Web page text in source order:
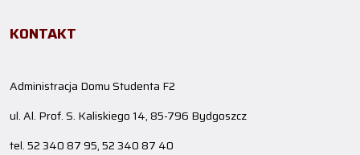
KONTAKT
Administracja Domu Studenta F2
ul. Al. Prof. S. Kaliskiego 14, 85-796 Bydgoszcz
tel. 52 340 87 95, 52 340 87 40